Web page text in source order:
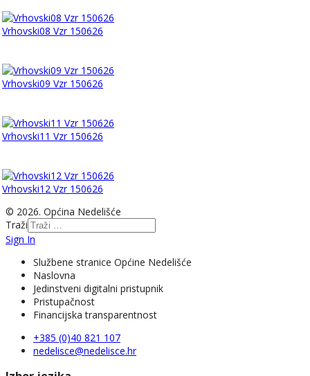
Vrhovski08 Vzr 150626
Vrhovski09 Vzr 150626
Vrhovski11 Vzr 150626
Vrhovski12 Vzr 150626
© 2026. Općina Nedelišće
Traži
Sign In
Službene stranice Općine Nedelišće
Naslovna
Jedinstveni digitalni pristupnik
Pristupačnost
Financijska transparentnost
+385 (0)40 821 107
nedelisce@nedelisce.hr